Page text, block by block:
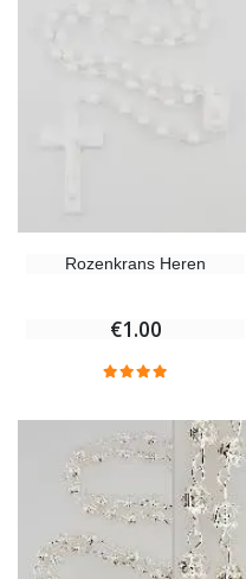
Rozenkrans Heren
€1.00